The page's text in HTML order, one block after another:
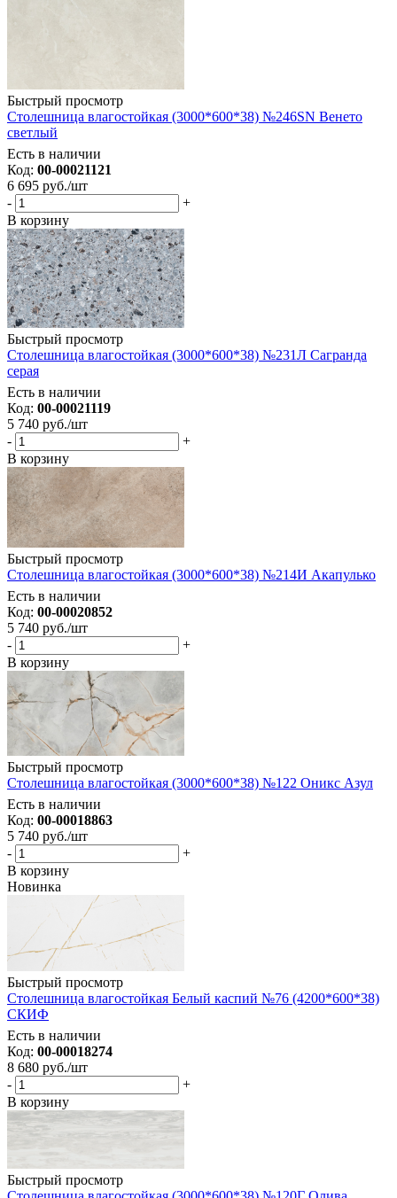
Быстрый просмотр
Столешница влагостойкая (3000*600*38) №246SN Венето
светлый
Есть в наличии
Код: 00-00021121
6 695 руб./шт
-
+
В корзину
Быстрый просмотр
Столешница влагостойкая (3000*600*38) №231Л Сагранда
серая
Есть в наличии
Код: 00-00021119
5 740 руб./шт
-
+
В корзину
Быстрый просмотр
Столешница влагостойкая (3000*600*38) №214И Акапулько
Есть в наличии
Код: 00-00020852
5 740 руб./шт
-
+
В корзину
Быстрый просмотр
Столешница влагостойкая (3000*600*38) №122 Оникс Азул
Есть в наличии
Код: 00-00018863
5 740 руб./шт
-
+
В корзину
Новинка
Быстрый просмотр
Столешница влагостойкая Белый каспий №76 (4200*600*38)
СКИФ
Есть в наличии
Код: 00-00018274
8 680 руб./шт
-
+
В корзину
Быстрый просмотр